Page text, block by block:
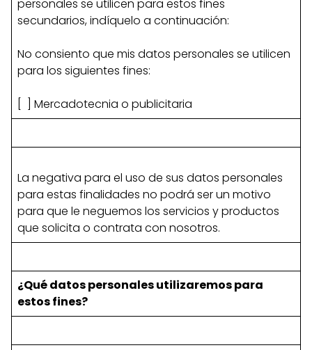
personales se utilicen para estos fines
secundarios, indíquelo a continuación:
No consiento que mis datos personales se utilicen
para los siguientes fines:
[ ] Mercadotecnia o publicitaria
La negativa para el uso de sus datos personales
para estas finalidades no podrá ser un motivo
para que le neguemos los servicios y productos
que solicita o contrata con nosotros.
¿Qué datos personales utilizaremos para
estos fines?